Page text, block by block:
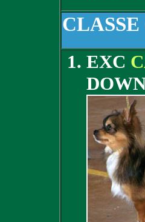
EXC